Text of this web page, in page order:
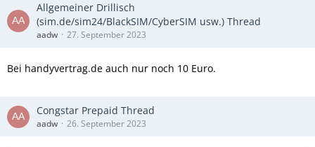
Allgemeiner Drillisch
(sim.de/sim24/BlackSIM/CyberSIM usw.) Thread
aadw 27. September 2023
Bei handyvertrag.de auch nur noch 10 Euro.
Congstar Prepaid Thread
aadw 26. September 2023